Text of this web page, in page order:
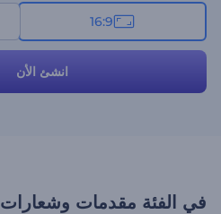
16:9
انشئ الأن
في الفئة مقدمات وشعارات